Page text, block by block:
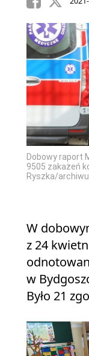
Dobowy raport
9505 zakażeń
Ryszka/
W
z 24
w
Było 21